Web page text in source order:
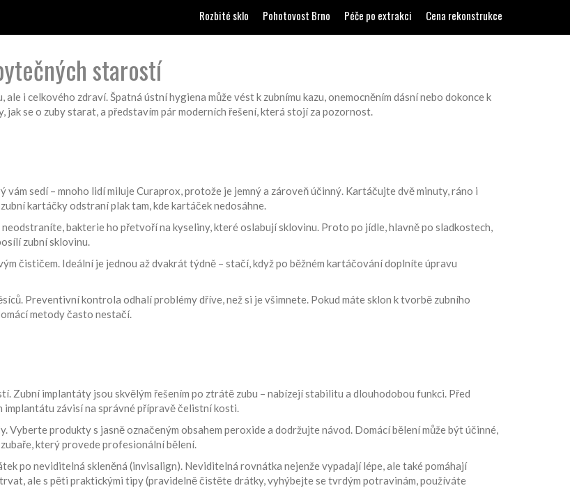
Rozbité sklo Pohotovost Brno Péče po extrakci Cena rekonstrukce
starostí
i celkového zdraví. Špatná ústní hygiena může vést k zubnímu kazu, onemocněním dásní nebo dokonce k
jak se o zuby starat, a představím pár moderních řešení, která stojí za pozornost.
sedí – mnoho lidí miluje Curaprox, protože je jemný a zároveň účinný. Kartáčujte dvě minuty, ráno i
kartáčky odstraní plak tam, kde kartáček nedosáhne.
bakterie ho přetvoří na kyseliny, které oslabují sklovinu. Proto po jídle, hlavně po sladkostech,
zubní sklovinu.
čističem. Ideální je jednou až dvakrát týdně – stačí, když po běžném kartáčování doplníte úpravu
Preventivní kontrola odhalí problémy dříve, než si je všimnete. Pokud máte sklon k tvorbě zubního
metody často nestačí.
Zubní implantáty jsou skvělým řešením po ztrátě zubu – nabízejí stabilitu a dlouhodobou funkci. Před
závisí na správné přípravě čelistní kosti.
produkty s jasně označeným obsahem peroxide a dodržujte návod. Domácí bělení může být účinné,
který provede profesionální bělení.
po neviditelná skleněná (invisalign). Neviditelná rovnátka nejenže vypadají lépe, ale také pomáhají
ale s pěti praktickými tipy (pravidelně čistěte drátky, vyhýbejte se tvrdým potravinám, používáte